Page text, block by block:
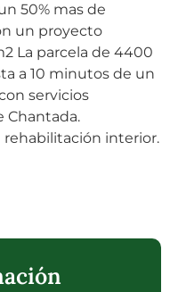
50% mas de
un proyecto
La parcela de 4400
a 10 minutos de un
servicios
Chantada.
interior.